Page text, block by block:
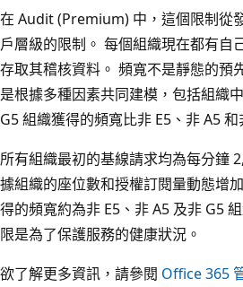
在 Audit (Premium) 中，這個限制從
戶層級的限制。 每個組織現在都有自
存取其稽核資料。 頻寬不是靜態的預
是根據多種因素共同建模，包括組織
G5 組織獲得的頻寬比非 E5、非 A5 和
所有組織最初的基線請求均為每分鐘
據組織的座位數和授權訂閱量動態增
得的頻寬約為非 E5、非 A5 及非 G5
限是為了保護服務的健康狀況。
欲了解更多資訊，請參閱 Office 365